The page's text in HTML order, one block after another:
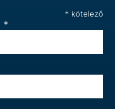
* kötelező
*